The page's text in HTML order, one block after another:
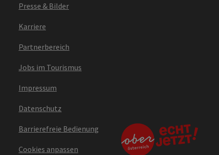
Presse & Bilder
Karriere
Partnerbereich
Jobs im Tourismus
Impressum
Datenschutz
Barrierefreie Bedienung
Cookies anpassen